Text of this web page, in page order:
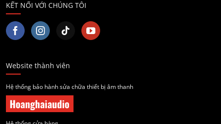
KẾT NỐI VỚI CHÚNG TÔI
Website thành viên
Hệ thống bảo hành sửa chữa thiết bị âm thanh